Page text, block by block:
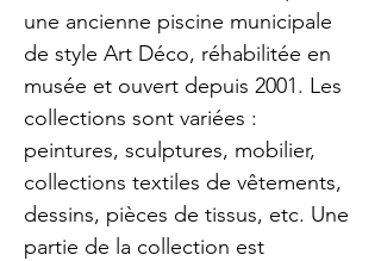
une ancienne piscine municipale
de style Art Déco, réhabilitée en
musée et ouvert depuis 2001. Les
collections sont variées :
peintures, sculptures, mobilier,
collections textiles de vêtements,
dessins, pièces de tissus, etc. Une
partie de la collection est